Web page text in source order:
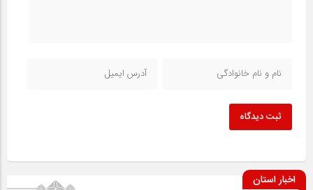
ثبت دیدگاه
اخبار استان